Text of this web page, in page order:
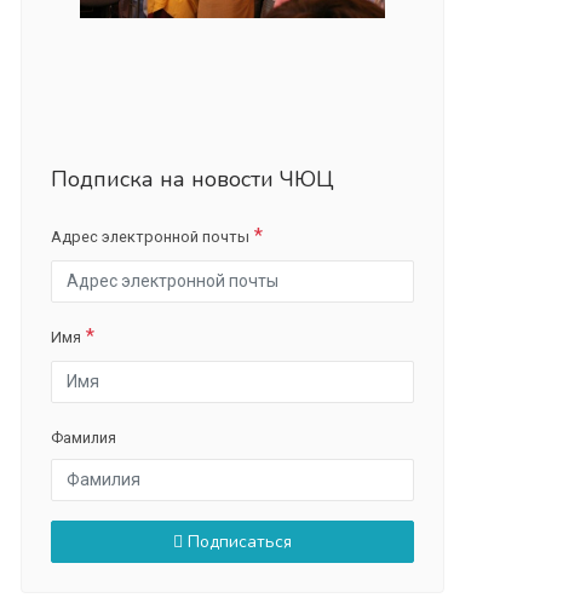
Подписка на новости ЧЮЦ
Адрес электронной почты
Имя
Фамилия
Подписаться